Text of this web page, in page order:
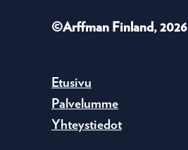
©Arffman Finland, 2026
Etusivu
Palvelumme
Yhteystiedot